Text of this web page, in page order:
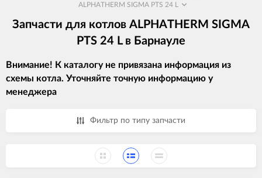
ALPHATHERM SIGMA PTS 24 L
Запчасти для котлов ALPHATHERM SIGMA
PTS 24 L в Барнауле
Внимание! К каталогу не привязана информация из
схемы котла. Уточняйте точную информацию у
менеджера
Фильтр по типу запчасти